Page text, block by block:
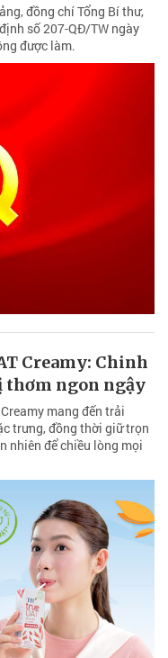
đồng chí Tổng Bí thư,
số 207-QĐ/TW ngày
được làm.
Creamy: Chinh
thơm ngon ngậy
mang đến trải
trưng, đồng thời giữ trọn
nhiên để chiều lòng mọi